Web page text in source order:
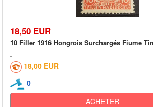
18,50 EUR
10 Filler 1916 Hongrois Surchargés Fiume
18,00 EUR
0
ACHETER